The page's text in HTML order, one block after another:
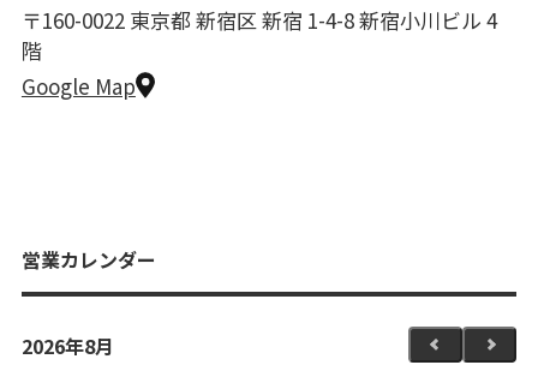
〒160-0022 東京都 新宿区 新宿 1-4-8 新宿小川ビル 4
階
Google Map
営業カレンダー
2026年8月